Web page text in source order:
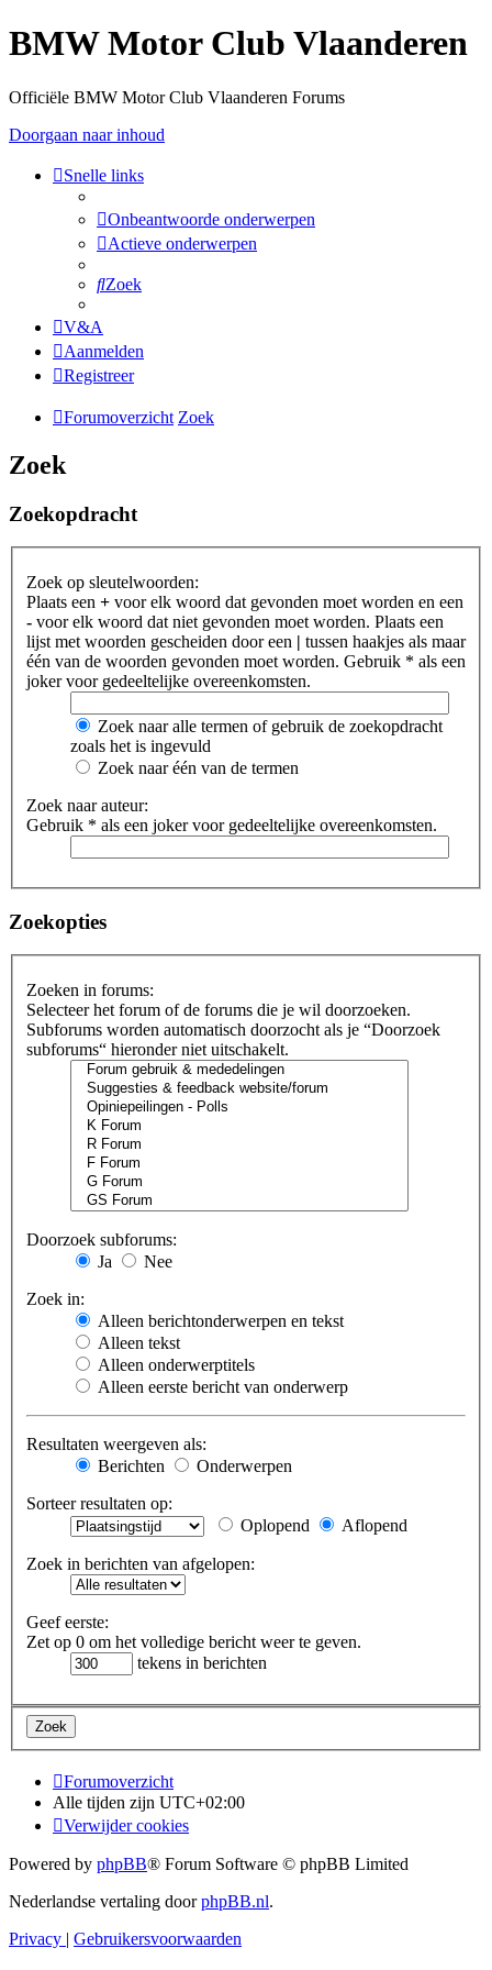
BMW Motor Club Vlaanderen
Officiële BMW Motor Club Vlaanderen Forums
Doorgaan naar inhoud
Snelle links
Onbeantwoorde onderwerpen
Actieve onderwerpen
Zoek
V&A
Aanmelden
Registreer
Forumoverzicht Zoek
Zoek
Zoekopdracht
Zoek op sleutelwoorden:
Plaats een + voor elk woord dat gevonden moet worden en een
- voor elk woord dat niet gevonden moet worden. Plaats een
lijst met woorden gescheiden door een | tussen haakjes als maar
één van de woorden gevonden moet worden. Gebruik * als een
joker voor gedeeltelijke overeenkomsten.
Zoek naar alle termen of gebruik de zoekopdracht
zoals het is ingevuld
Zoek naar één van de termen
Zoek naar auteur:
Gebruik * als een joker voor gedeeltelijke overeenkomsten.
Zoekopties
Zoeken in forums:
Selecteer het forum of de forums die je wil doorzoeken.
Subforums worden automatisch doorzocht als je “Doorzoek
subforums“ hieronder niet uitschakelt.
Doorzoek subforums:
Ja
Nee
Zoek in:
Alleen berichtonderwerpen en tekst
Alleen tekst
Alleen onderwerptitels
Alleen eerste bericht van onderwerp
Resultaten weergeven als:
Berichten
Onderwerpen
Sorteer resultaten op:
Oplopend
Aflopend
Zoek in berichten van afgelopen:
Geef eerste:
Zet op 0 om het volledige bericht weer te geven.
tekens in berichten
Forumoverzicht
Alle tijden zijn UTC+02:00
Verwijder cookies
Powered by phpBB® Forum Software © phpBB Limited
Nederlandse vertaling doorphpBB.nl.
Privacy | Gebruikersvoorwaarden